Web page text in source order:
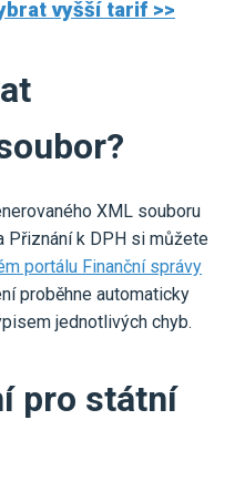
vyšší tarif >>
XML souboru
Přiznání k DPH si můžete
portálu Finanční správy
proběhne automaticky
jednotlivých chyb.
pro státní